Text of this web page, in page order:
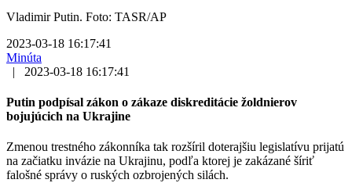
Vladimir Putin. Foto: TASR/AP
2023-03-18 16:17:41
Minúta
|
2023-03-18 16:17:41
Putin podpísal zákon o zákaze diskreditácie žoldnierov
bojujúcich na Ukrajine
Zmenou trestného zákonníka tak rozšíril doterajšiu legislatívu prijatú
na začiatku invázie na Ukrajinu, podľa ktorej je zakázané šíriť
falošné správy o ruských ozbrojených silách.